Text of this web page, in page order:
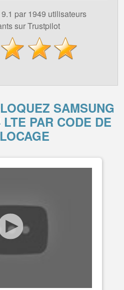
9.1 par 1949 utilisateurs
sur Trustpilot
SAMSUNG
PAR CODE DE